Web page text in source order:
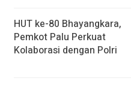
HUT ke-80 Bhayangkara,
Pemkot Palu Perkuat
Kolaborasi dengan Polri